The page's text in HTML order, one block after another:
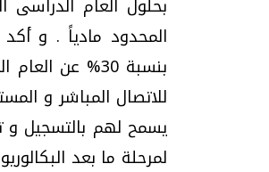
المحدود مادياً . و
بنسبة 30% عن
للاتصال المباشر و
يسمح لهم بالتسجيل و
لمرحلة ما بعد